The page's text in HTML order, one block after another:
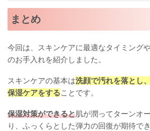
まとめ
今回は、スキンケアに最適なタイミング
のお手入れを紹介しました。
スキンケアの基本は洗顔で汚れを落とし
保湿ケアをすることです。
保湿対策ができると肌が潤ってターンオ
り、ふっくらとした弾力の回復が期待でき